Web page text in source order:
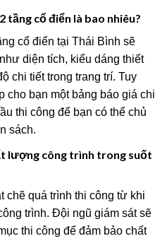
tầng cổ điển là bao nhiêu?
cổ điển tại Thái Bình sẽ
diện tích, kiểu dáng thiết
chi tiết trong trang trí. Tuy
cho bạn một bảng báo giá chi
thi công để bạn có thể chủ
sách.
lượng công trình trong suốt
chẽ quá trình thi công từ khi
trình. Đội ngũ giám sát sẽ
thi công để đảm bảo chất